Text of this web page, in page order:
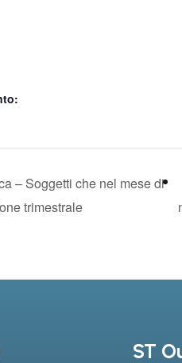
– Soggetti che nel mese di
trimestrale
ST